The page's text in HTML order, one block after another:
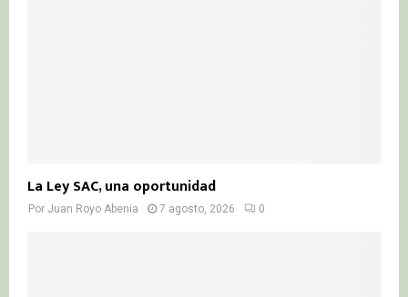
La Ley SAC, una oportunidad
Por Juan Royo Abenia 7 agosto, 2026 0